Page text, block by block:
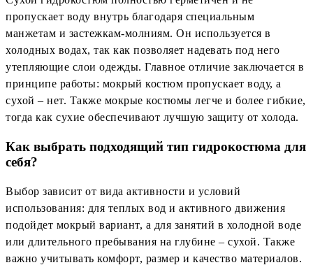
пропускает воду внутрь благодаря специальным
манжетам и застежкам-молниям. Он используется в
холодных водах, так как позволяет надевать под него
утепляющие слои одежды. Главное отличие заключается в
принципе работы: мокрый костюм пропускает воду, а
сухой – нет. Также мокрые костюмы легче и более гибкие,
тогда как сухие обеспечивают лучшую защиту от холода.
Как выбрать подходящий тип гидрокостюма для
себя?
Выбор зависит от вида активности и условий
использования: для теплых вод и активного движения
подойдет мокрый вариант, а для занятий в холодной воде
или длительного пребывания на глубине – сухой. Также
важно учитывать комфорт, размер и качество материалов.